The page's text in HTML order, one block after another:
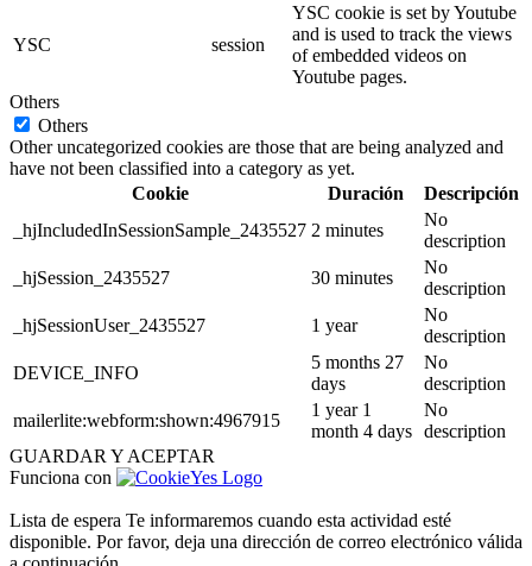
YSC session
YSC cookie is set by Youtube
and is used to track the views
of embedded videos on
Youtube pages.
Others
Others
Other uncategorized cookies are those that are being analyzed and
have not been classified into a category as yet.
Cookie
Duración
Descripción
_hjIncludedInSessionSample_2435527 2 minutes
No
description
_hjSession_2435527
30 minutes
No
description
_hjSessionUser_2435527
1 year
No
description
DEVICE_INFO
5 months 27
days
No
description
mailerlite:webform:shown:4967915
1 year 1
month 4 days
No
description
GUARDAR Y ACEPTAR
Funciona con
Lista de espera Te informaremos cuando esta actividad esté
disponible. Por favor, deja una dirección de correo electrónico válida